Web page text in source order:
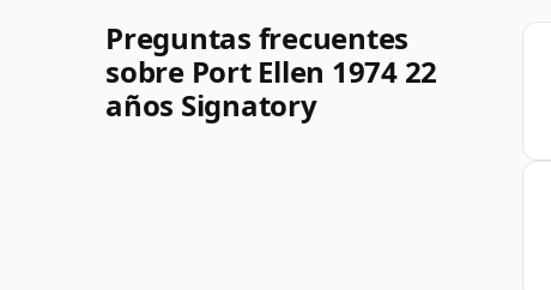
Preguntas frecuentes
sobre Port Ellen 1974 22
años Signatory